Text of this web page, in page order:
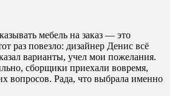
мебель на заказ — это
раз повезло: дизайнер Денис всё
варианты, учел мои пожелания.
сборщики приехали вовремя,
вопросов. Рада, что выбрала именно